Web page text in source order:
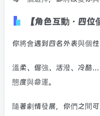
【角色互動 · 四位
你將會遇到四名外表與個性
溫柔、倔強、活潑、冷酷
態度與命運。
隨著劇情發展，你們之間